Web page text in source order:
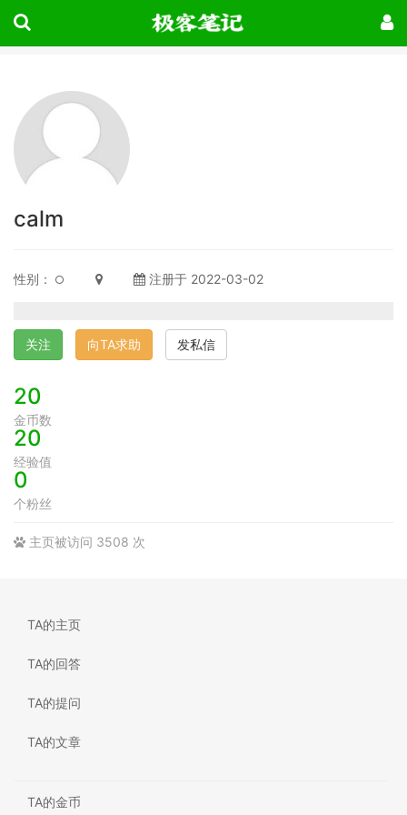
calm
性别： 注册于 2022-03-02
关注 向TA求助 发私信
20
金币数
20
经验值
0
个粉丝
主页被访问 3508 次
TA的主页
TA的回答
TA的提问
TA的文章
TA的金币